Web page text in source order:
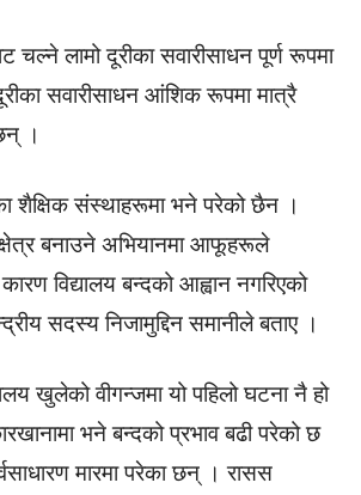
चल्ने लामो दूरीका सवारीसाधन पूर्ण रूपमा
सवारीसाधन आंशिक रूपमा मात्रै
।
शैक्षिक संस्थाहरूमा भने परेको छैन ।
क्षेत्र बनाउने अभियानमा आफूहरूले
विद्यालय बन्दको आह्वान नगरिएको
सदस्य निजामुद्दिन समानीले बताए ।
खुलेको वीगन्जमा यो पहिलो घटना नै हो
भने बन्दको प्रभाव बढी परेको छ
मारमा परेका छन् । रासस